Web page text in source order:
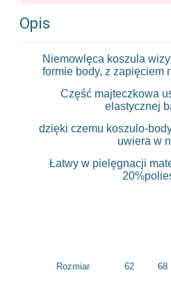
Opis
Niemowlęca koszula
formie body, z zapięciem
Część majteczkowa
elastycznej
dzięki czemu koszulo-
uwiera w
Łatwy w pielęgnacji
Rozmiar 62 68